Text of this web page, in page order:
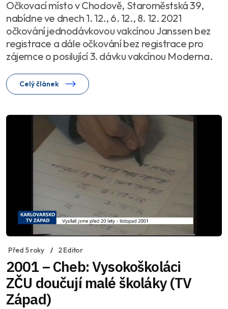
Očkovací místo v Chodově, Staroměstská 39,
nabídne ve dnech 1. 12., 6. 12., 8. 12. 2021
očkování jednodávkovou vakcínou Janssen bez
registrace a dále očkování bez registrace pro
zájemce o posilující 3. dávku vakcínou Moderna.
Celý článek
Před 5 roky 2 Editor
2001 – Cheb: Vysokoškoláci
ZČU doučují malé školáky (TV
Západ)